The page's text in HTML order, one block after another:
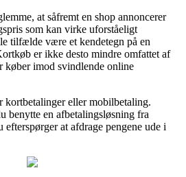
at såfremt en shop annoncerer
som kan virke uforståeligt
tilfælde være et kendetegn på en
er ikke desto mindre omfattet af
køber imod svindlende online
kortbetalinger eller mobilbetaling.
benytte en afbetalingsløsning fra
at afdrage pengene ude i